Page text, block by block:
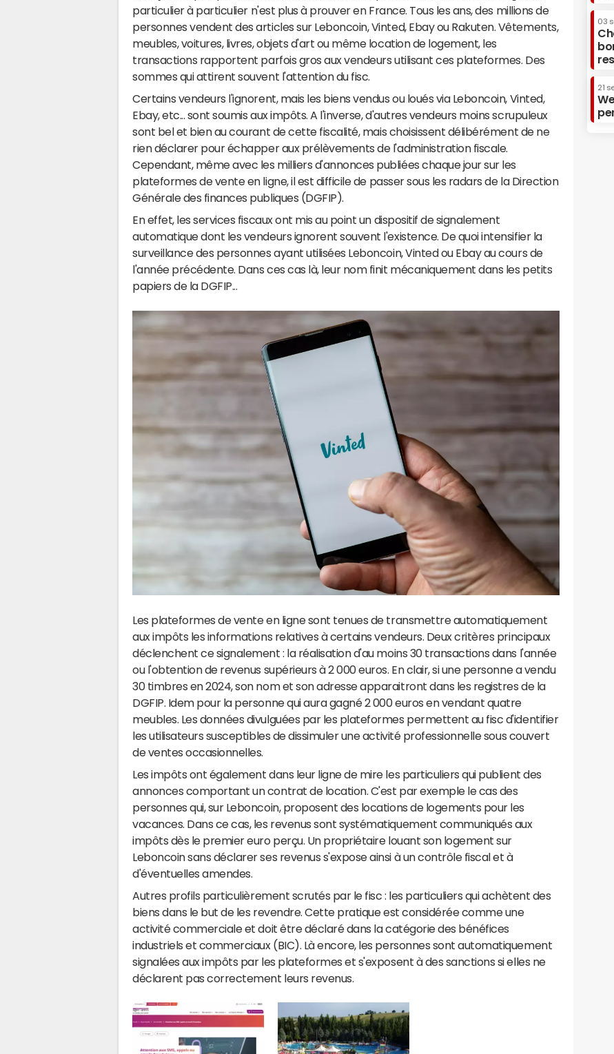
particulier à particulier n'est plus à prouver en France. Tous les ans, des millions de
personnes vendent des articles sur Leboncoin, Vinted, Ebay ou Rakuten. Vêtements,
meubles, voitures, livres, objets d'art ou même location de logement, les
transactions rapportent parfois gros aux vendeurs utilisant ces plateformes. Des
sommes qui attirent souvent l'attention du fisc.
Certains vendeurs l'ignorent, mais les biens vendus ou loués via Leboncoin, Vinted,
Ebay, etc... sont soumis aux impôts. A l'inverse, d'autres vendeurs moins scrupuleux
sont bel et bien au courant de cette fiscalité, mais choisissent délibérément de ne
rien déclarer pour échapper aux prélèvements de l'administration fiscale.
Cependant, même avec les milliers d'annonces publiées chaque jour sur les
plateformes de vente en ligne, il est difficile de passer sous les radars de la Direction
Générale des finances publiques (DGFIP).
En effet, les services fiscaux ont mis au point un dispositif de signalement
automatique dont les vendeurs ignorent souvent l'existence. De quoi intensifier la
surveillance des personnes ayant utilisées Leboncoin, Vinted ou Ebay au cours de
l'année précédente. Dans ces cas là, leur nom finit mécaniquement dans les petits
papiers de la DGFIP...
Les plateformes de vente en ligne sont tenues de transmettre automatiquement
aux impôts les informations relatives à certains vendeurs. Deux critères principaux
déclenchent ce signalement : la réalisation d'au moins 30 transactions dans l'année
ou l'obtention de revenus supérieurs à 2 000 euros. En clair, si une personne a vendu
30 timbres en 2024, son nom et son adresse apparaitront dans les registres de la
DGFIP. Idem pour la personne qui aura gagné 2 000 euros en vendant quatre
meubles. Les données divulguées par les plateformes permettent au fisc d'identifier
les utilisateurs susceptibles de dissimuler une activité professionnelle sous couvert
de ventes occasionnelles.
Les impôts ont également dans leur ligne de mire les particuliers qui publient des
annonces comportant un contrat de location. C'est par exemple le cas des
personnes qui, sur Leboncoin, proposent des locations de logements pour les
vacances. Dans ce cas, les revenus sont systématiquement communiqués aux
impôts dès le premier euro perçu. Un propriétaire louant son logement sur
Leboncoin sans déclarer ses revenus s'expose ainsi à un contrôle fiscal et à
d'éventuelles amendes.
Autres profils particulièrement scrutés par le fisc : les particuliers qui achètent des
biens dans le but de les revendre. Cette pratique est considérée comme une
activité commerciale et doit être déclaré dans la catégorie des bénéfices
industriels et commerciaux (BIC). Là encore, les personnes sont automatiquement
signalées aux impôts par les plateformes et s'exposent à des sanctions si elles ne
déclarent pas correctement leurs revenus.
03
21